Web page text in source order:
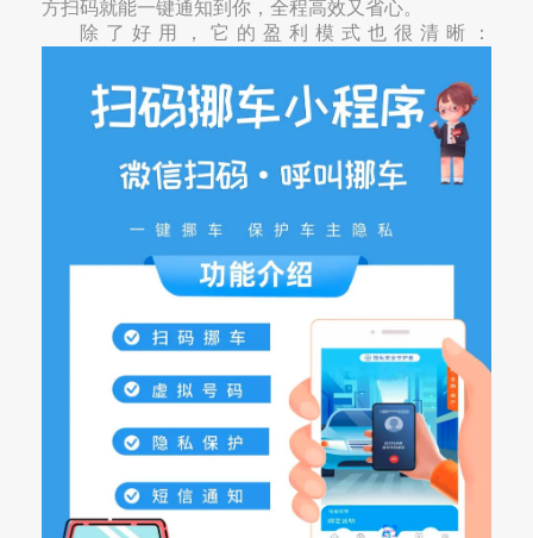
方扫码就能一键通知到你，全程高效又省心。
除了好用，它的盈利模式也很清晰：